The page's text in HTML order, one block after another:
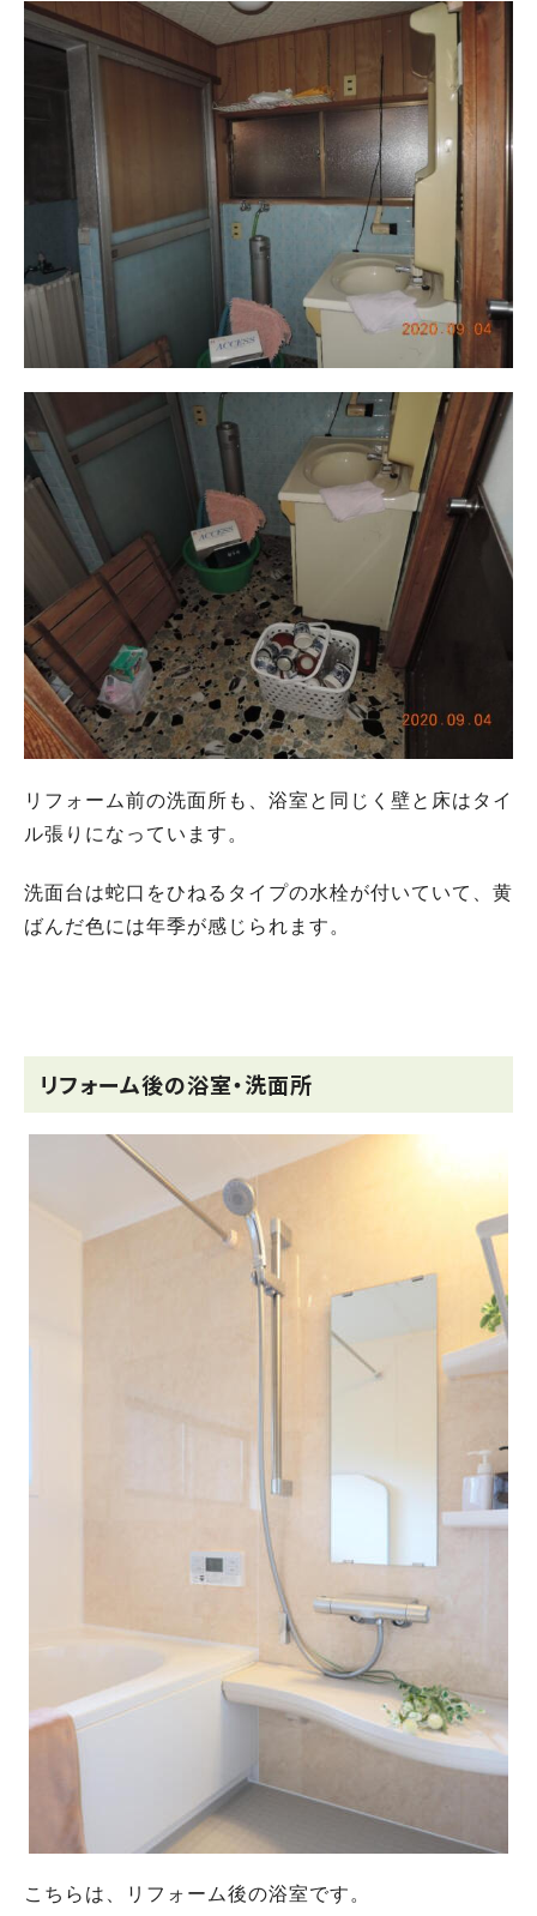
リフォーム前の洗面所も、浴室と同じく壁と床はタイ
ル張りになっています。
洗面台は蛇口をひねるタイプの水栓が付いていて、黄
ばんだ色には年季が感じられます。
リフォーム後の浴室・洗面所
こちらは、リフォーム後の浴室です。